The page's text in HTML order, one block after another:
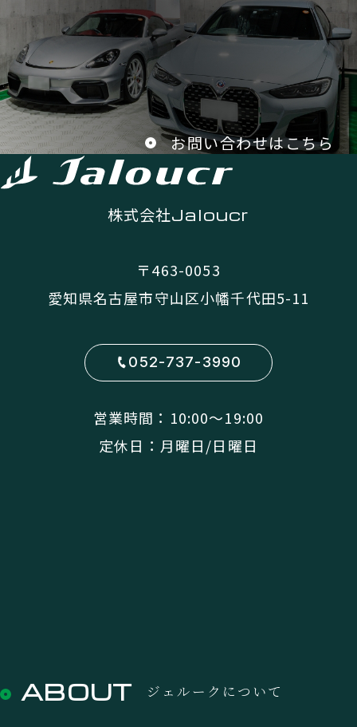
お問い合わせはこちら
株式会社Jaloucr
〒463-0053
愛知県名古屋市守山区小幡千代田5-11
052-737-3990
営業時間：10:00〜19:00
定休日：月曜日/日曜日
ABOUT ジェルークについて